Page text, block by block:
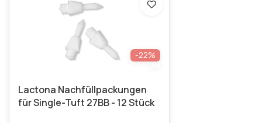
-22%
Lactona Nachfüllpackungen
für Single-Tuft 27BB - 12 Stück